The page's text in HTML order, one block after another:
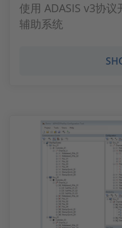
使用 ADASIS v3协
辅助系统